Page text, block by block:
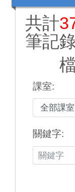
共計
筆記
課室:
關鍵字: